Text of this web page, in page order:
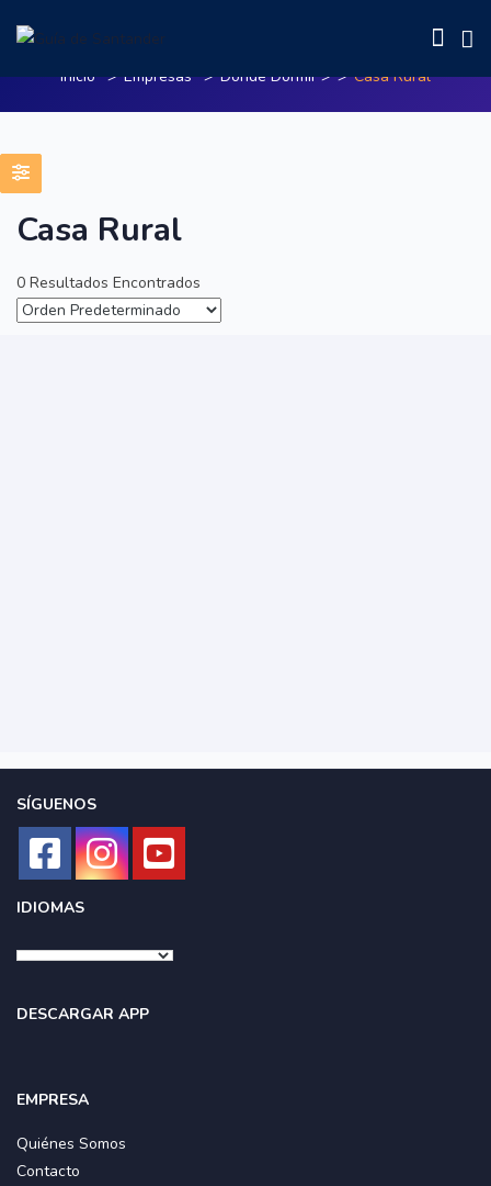
Inicio Empresas Donde Dormir > Casa Rural
Casa Rural
0 Resultados Encontrados
SÍGUENOS
IDIOMAS
DESCARGAR APP
EMPRESA
Quiénes Somos
Contacto